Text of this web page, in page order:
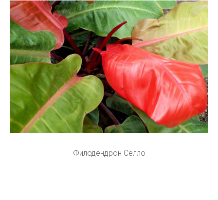
Филодендрон Селло